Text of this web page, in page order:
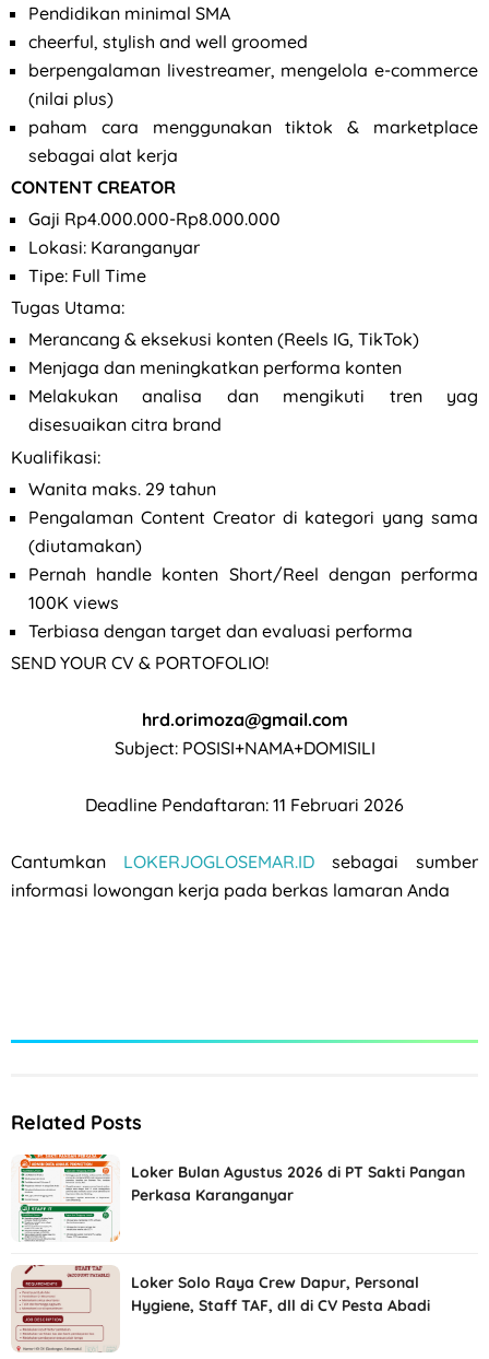
Pendidikan minimal SMA
cheerful, stylish and well groomed
berpengalaman livestreamer, mengelola e-commerce
(nilai plus)
paham cara menggunakan tiktok & marketplace
sebagai alat kerja
CONTENT CREATOR
Gaji Rp4.000.000-Rp8.000.000
Lokasi: Karanganyar
Tipe: Full Time
Tugas Utama:
Merancang & eksekusi konten (Reels IG, TikTok)
Menjaga dan meningkatkan performa konten
Melakukan analisa dan mengikuti tren yag
disesuaikan citra brand
Kualifikasi:
Wanita maks. 29 tahun
Pengalaman Content Creator di kategori yang sama
(diutamakan)
Pernah handle konten Short/Reel dengan performa
100K views
Terbiasa dengan target dan evaluasi performa
SEND YOUR CV & PORTOFOLIO!
hrd.orimoza@gmail.com
Subject: POSISI+NAMA+DOMISILI
Deadline Pendaftaran: 11 Februari 2026
Cantumkan LOKERJOGLOSEMAR.ID sebagai sumber
informasi lowongan kerja pada berkas lamaran Anda
Related Posts
Loker Bulan Agustus 2026 di PT Sakti Pangan
Perkasa Karanganyar
Loker Solo Raya Crew Dapur, Personal
Hygiene, Staff TAF, dll di CV Pesta Abadi